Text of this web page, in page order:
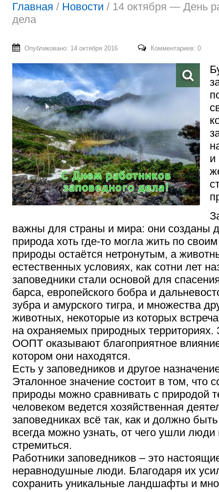
Главная / Новости / 14 октября — День
дела
Опубликовано: 14 октября 2016 Комментариев: 0
и
важны для страны и мира: они созданы
природа хоть где-то могла жить по
природы остаётся нетронутым, а
естественных условиях, как сотни лет
заповедники стали основой для
барса, европейского бобра и
зубра и амурского тигра, и множества
животных, некоторые из которых
на охраняемых природных территориях.
ООПТ оказывают благоприятное
котором они находятся.
Есть у заповедников и другое
Эталонное значение состоит в том, что
природы можно сравнивать с природой
человеком ведется хозяйственная
заповедниках всё так, как и должно
всегда можно узнать, от чего ушли
стремиться.
Работники заповедников – это
неравнодушные люди. Благодаря их
сохранить уникальные ландшафты и